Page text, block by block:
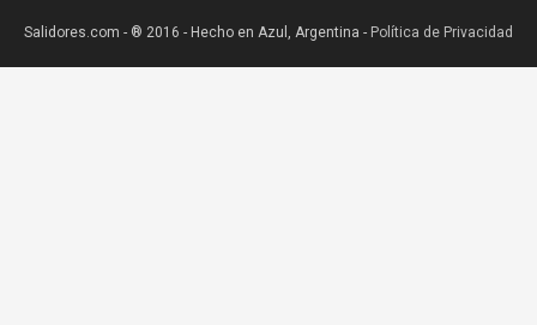
Salidores.com - ® 2016 - Hecho en Azul, Argentina - Política de Privacidad